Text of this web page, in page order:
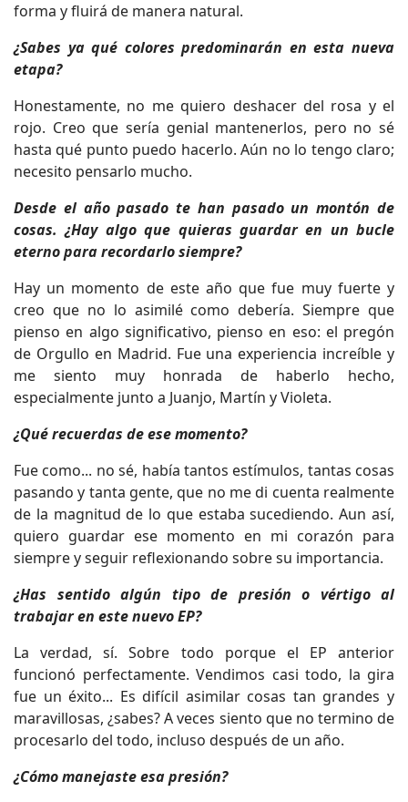
forma y fluirá de manera natural.
¿Sabes ya qué colores predominarán en esta nueva
etapa?
Honestamente, no me quiero deshacer del rosa y el
rojo. Creo que sería genial mantenerlos, pero no sé
hasta qué punto puedo hacerlo. Aún no lo tengo claro;
necesito pensarlo mucho.
Desde el año pasado te han pasado un montón de
cosas. ¿Hay algo que quieras guardar en un bucle
eterno para recordarlo siempre?
Hay un momento de este año que fue muy fuerte y
creo que no lo asimilé como debería. Siempre que
pienso en algo significativo, pienso en eso: el pregón
de Orgullo en Madrid. Fue una experiencia increíble y
me siento muy honrada de haberlo hecho,
especialmente junto a Juanjo, Martín y Violeta.
¿Qué recuerdas de ese momento?
Fue como... no sé, había tantos estímulos, tantas cosas
pasando y tanta gente, que no me di cuenta realmente
de la magnitud de lo que estaba sucediendo. Aun así,
quiero guardar ese momento en mi corazón para
siempre y seguir reflexionando sobre su importancia.
¿Has sentido algún tipo de presión o vértigo al
trabajar en este nuevo EP?
La verdad, sí. Sobre todo porque el EP anterior
funcionó perfectamente. Vendimos casi todo, la gira
fue un éxito... Es difícil asimilar cosas tan grandes y
maravillosas, ¿sabes? A veces siento que no termino de
procesarlo del todo, incluso después de un año.
¿Cómo manejaste esa presión?